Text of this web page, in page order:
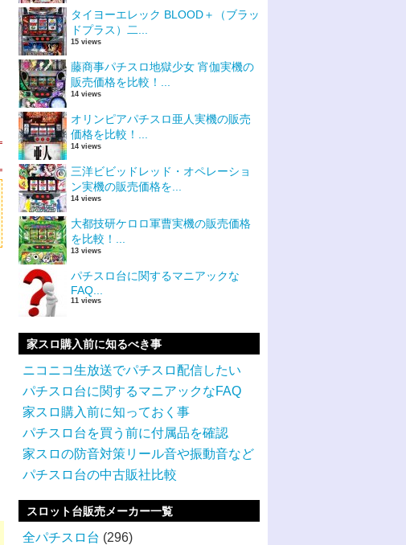
タイヨーエレック BLOOD＋（ブラッ
ドプラス）二...
15 views
藤商事パチスロ地獄少女 宵伽実機の
販売価格を比較！...
14 views
オリンピアパチスロ亜人実機の販売
価格を比較！...
14 views
三洋ビビッドレッド・オペレーショ
ン実機の販売価格を...
14 views
大都技研ケロロ軍曹実機の販売価格
を比較！...
13 views
パチスロ台に関するマニアックな
FAQ...
11 views
家スロ購入前に知るべき事
ニコニコ生放送でパチスロ配信したい
パチスロ台に関するマニアックなFAQ
家スロ購入前に知っておく事
パチスロ台を買う前に付属品を確認
家スロの防音対策リール音や振動音など
パチスロ台の中古販社比較
スロット台販売メーカー一覧
全パチスロ台 (296)